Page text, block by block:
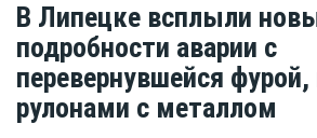
В Липецке всплыли
подробности аварии с
перевернувшейся
рулонами с металлом